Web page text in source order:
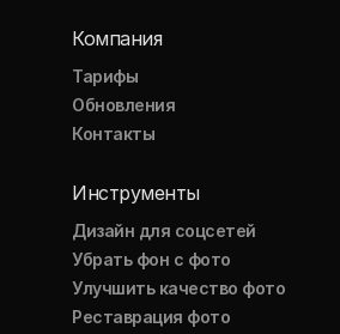
Компания
Тарифы
Обновления
Контакты
Инструменты
Дизайн для соцсетей
Убрать фон с фото
Улучшить качество фото
Реставрация фото